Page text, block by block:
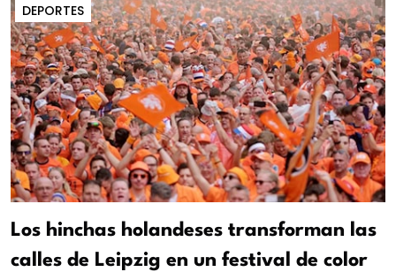
DEPORTES
Los hinchas holandeses transforman las
calles de Leipzig en un festival de color